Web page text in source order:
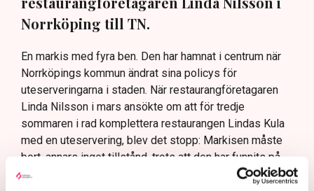
Norrköping till TN.
En markis med fyra ben. Den har hamnat i centrum när
Norrköpings kommun ändrat sina policys för
uteserveringarna i staden. När restaurangföretagaren
Linda Nilsson i mars ansökte om att för tredje
sommaren i rad komplettera restaurangen Lindas Kula
med en uteservering, blev det stopp: Markisen måste
bort, annars inget tillstånd, trots att den har funnits på
plats i över tio år, har ett bygglov från 2015 och är